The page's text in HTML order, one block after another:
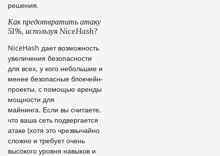
решения.
Как предотвратить атаку
51%, используя NiceHash?
NiceHash дает возможность
увеличения безопасности
для всех, у кого небольшие и
менее безопасные блокчейн-
проекты, с помощью аренды
мощности для
майнинга. Если вы считаете,
что ваша сеть подвергается
атаке (хотя это чрезвычайно
сложно и требует очень
высокого уровня навыков и